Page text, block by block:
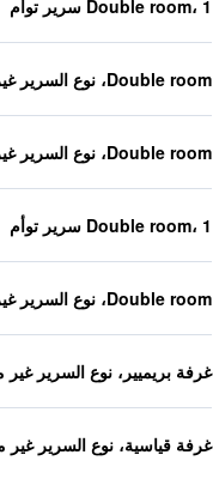
Double room، 1 سرير توأم
Double room، نوع السرير غير معروف
Double room، نوع السرير غير معروف
Double room، 1 سرير توأم
Double room، نوع السرير غير معروف
غرفة بريميير، نوع السرير
غرفة قياسية، نوع السرير